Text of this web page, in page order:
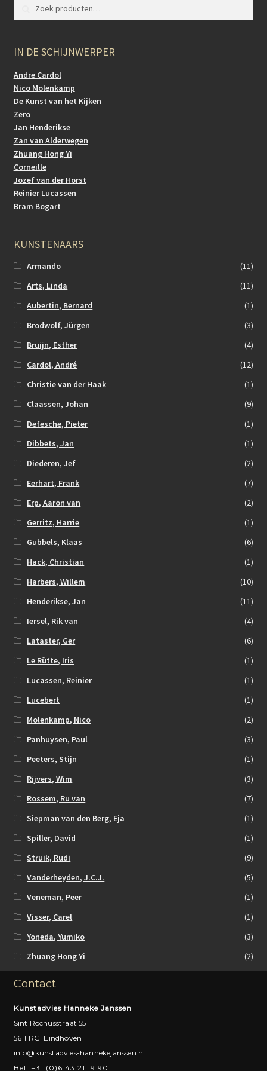
Beeldhouwkunst
Tekeningen
3D-Neon sculptuur
KUNST ACTUEEL
KUNST ACTUEEL
SOCIAL MEDIA
Zoeken naar:
Zoeken
IN DE SCHIJNWERPER
Andre Cardol
Nico Molenkamp
De Kunst van het Kijken
Zero
Jan Henderikse
Zan van Alderwegen
Zhuang Hong Yi
Corneille
Jozef van der Horst
Reinier Lucassen
Bram Bogart
KUNSTENAARS
Armando
(11)
Arts, Linda
(11)
Aubertin, Bernard
(1)
Brodwolf, Jürgen
(3)
Bruijn, Esther
(4)
Cardol, André
(12)
Christie van der Haak
(1)
Claassen, Johan
(9)
Defesche, Pieter
(1)
Dibbets, Jan
(1)
Diederen, Jef
(2)
Eerhart, Frank
(7)
Erp, Aaron van
(2)
Gerritz, Harrie
(1)
Gubbels, Klaas
(6)
Hack, Christian
(1)
Harbers, Willem
(10)
Henderikse, Jan
(11)
Iersel, Rik van
(4)
Lataster, Ger
(6)
Le Rütte, Iris
(1)
Lucassen, Reinier
(1)
Lucebert
(1)
Molenkamp, Nico
(2)
Panhuysen, Paul
(3)
Peeters, Stijn
(1)
Rijvers, Wim
(3)
Rossem, Ru van
(7)
Siepman van den Berg, Eja
(1)
Spiller, David
(1)
Struik, Rudi
(9)
Vanderheyden, J.C.J.
(5)
Veneman, Peer
(1)
Visser, Carel
(1)
Yoneda, Yumiko
(3)
Zhuang Hong Yi
(2)
Contact
Kunstadvies Hanneke Janssen
Sint Rochusstraat 55
5611 RG Eindhoven
info@kunstadvies-hannekejanssen.nl
Bel: +31 (0)6 43 21 19 90
b